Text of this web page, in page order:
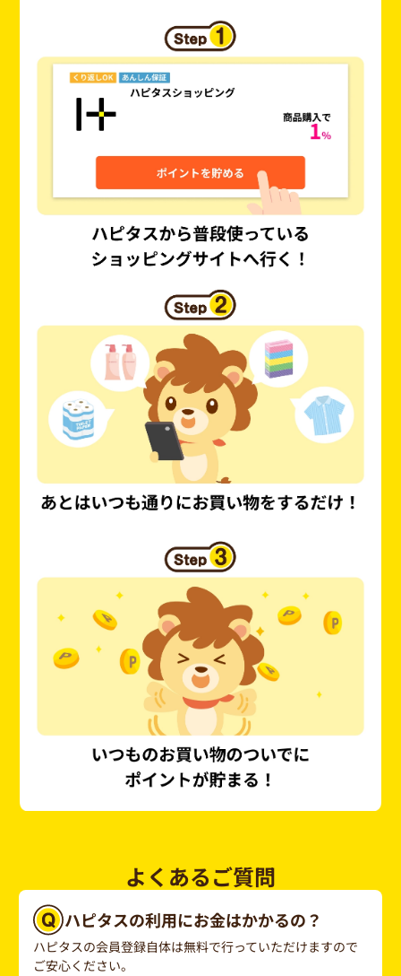
よくあるご質問
ハピタスの利用にお金はかかるの？
ハピタスの会員登録自体は無料で行っていただけますので
ご安心ください。